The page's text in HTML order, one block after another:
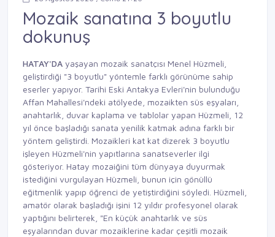
Mozaik sanatına 3 boyutlu
dokunuş
HATAY'DA yaşayan mozaik sanatçısı Menel Hüzmeli,
geliştirdiği "3 boyutlu" yöntemle farklı görünüme sahip
eserler yapıyor. Tarihi Eski Antakya Evleri'nin bulunduğu
Affan Mahallesi'ndeki atölyede, mozaikten süs eşyaları,
anahtarlık, duvar kaplama ve tablolar yapan Hüzmeli, 12
yıl önce başladığı sanata yenilik katmak adına farklı bir
yöntem geliştirdi. Mozaikleri kat kat dizerek 3 boyutlu
işleyen Hüzmeli'nin yapıtlarına sanatseverler ilgi
gösteriyor. Hatay mozaiğini tüm dünyaya duyurmak
istediğini vurgulayan Hüzmeli, bunun için gönüllü
eğitmenlik yapıp öğrenci de yetiştirdiğini söyledi. Hüzmeli,
amatör olarak başladığı işini 12 yıldır profesyonel olarak
yaptığını belirterek, "En küçük anahtarlık ve süs
eşyalarından duvar mozaiklerine kadar çeşitli mozaik